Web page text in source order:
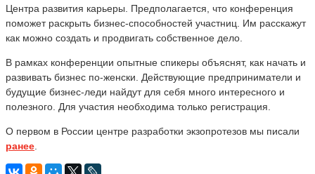
Центра развития карьеры. Предполагается, что конференция
поможет раскрыть бизнес-способностей участниц. Им расскажут
как можно создать и продвигать собственное дело.
В рамках конференции опытные спикеры объяснят, как начать и
развивать бизнес по-женски. Действующие предприниматели и
будущие бизнес-леди найдут для себя много интересного и
полезного. Для участия необходима только регистрация.
О первом в России центре разработки экзопротезов мы писали
ранее